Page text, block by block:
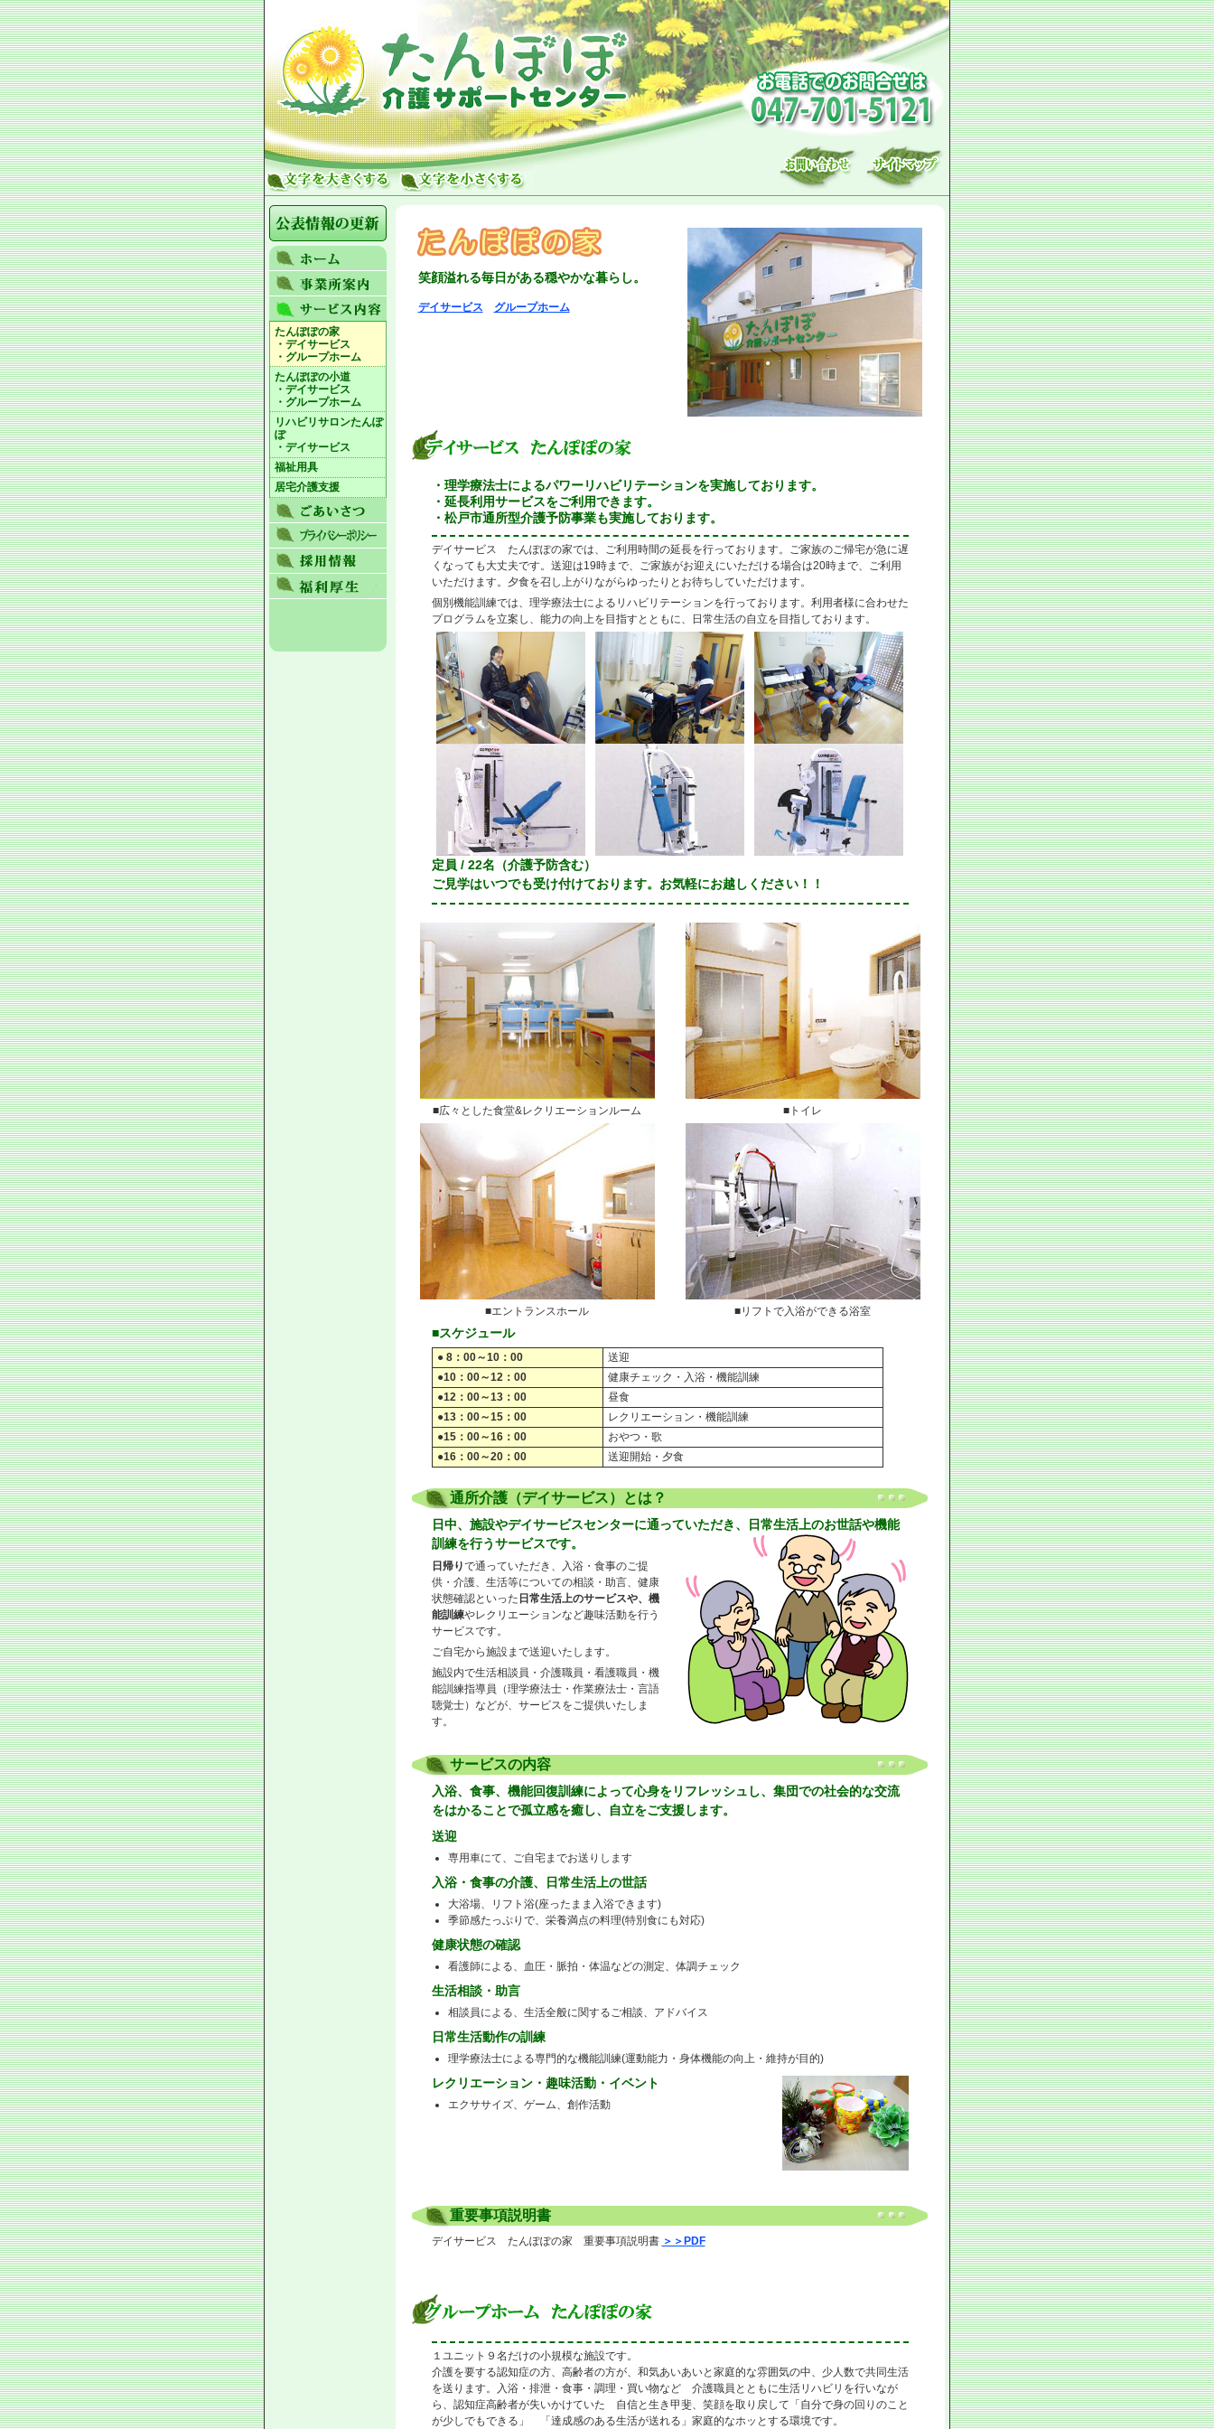
たんぽぽの家
・デイサービス
・グループホーム
たんぽぽの小道
・デイサービス
・グループホーム
リハビリサロンたんぽ
ぽ
・デイサービス
福祉用具
居宅介護支援
笑顔溢れる毎日がある穏やかな暮らし。
デイサービス グループホーム
・理学療法士によるパワーリハビリテーションを実施しております。
・延長利用サービスをご利用できます。
・松戸市通所型介護予防事業も実施しております。
デイサービス たんぽぽの家では、ご利用時間の延長を行っております。ご家族のご帰宅が急に遅
くなっても大丈夫です。送迎は19時まで、ご家族がお迎えにいただける場合は20時まで、ご利用
いただけます。夕食を召し上がりながらゆったりとお待ちしていただけます。
個別機能訓練では、理学療法士によるリハビリテーションを行っております。利用者様に合わせた
プログラムを立案し、能力の向上を目指すとともに、日常生活の自立を目指しております。
定員 / 22名（介護予防含む）
ご見学はいつでも受け付けております。お気軽にお越しください！！
■広々とした食堂&レクリエーションルーム ■トイレ
■エントランスホール ■リフトで入浴ができる浴室
■スケジュール
● 8：00～10：00
送迎
●10：00～12：00
健康チェック・入浴・機能訓練
●12：00～13：00
昼食
●13：00～15：00
レクリエーション・機能訓練
●15：00～16：00
おやつ・歌
●16：00～20：00
送迎開始・夕食
通所介護（デイサービス）とは？
日中、施設やデイサービスセンターに通っていただき、日常生活上のお世話や機能
訓練を行うサービスです。
日帰りで通っていただき、入浴・食事のご提
供・介護、生活等についての相談・助言、健康
状態確認といった 日常生活上のサービスや、機
能訓練やレクリエーションなど趣味活動を行う
サービスです。
ご自宅から施設まで送迎いたします。
施設内で生活相談員・介護職員・看護職員・機
能訓練指導員（理学療法士・作業療法士・言語
聴覚士）などが、サービスをご提供いたしま
す。
サービスの内容
入浴、食事、機能回復訓練によって心身をリフレッシュし、集団での社会的な交流
をはかることで孤立感を癒し、自立をご支援します。
送迎
専用車にて、ご自宅までお送りします
入浴・食事の介護、日常生活上の世話
大浴場、リフト浴(座ったまま入浴できます)
季節感たっぷりで、栄養満点の料理(特別食にも対応)
健康状態の確認
看護師による、血圧・脈拍・体温などの測定、体調チェック
生活相談・助言
相談員による、生活全般に関するご相談、アドバイス
日常生活動作の訓練
理学療法士による専門的な機能訓練(運動能力・身体機能の向上・維持が目的)
レクリエーション・趣味活動・イベント
エクササイズ、ゲーム、創作活動
重要事項説明書
デイサービス たんぽぽの家 重要事項説明書 ＞＞PDF
１ユニット９名だけの小規模な施設です。
介護を要する認知症の方、高齢者の方が、和気あいあいと家庭的な雰囲気の中、少人数で共同生活
を送ります。入浴・排泄・食事・調理・買い物など 介護職員とともに生活リハビリを行いなが
ら、認知症高齢者が失いかけていた 自信と生き甲斐、笑顔を取り戻して「自分で身の回りのこと
が少しでもできる」 「達成感のある生活が送れる」家庭的なホッとする環境です。